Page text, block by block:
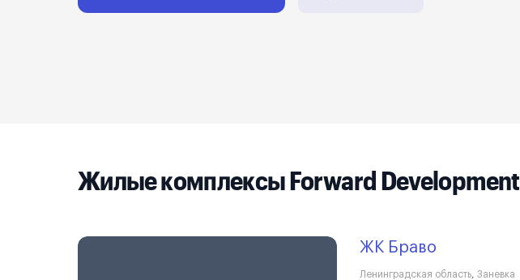
Реклама на сайте
Жилые комплексы Forward Development
ЖК Браво
Ленинградская область, Заневка